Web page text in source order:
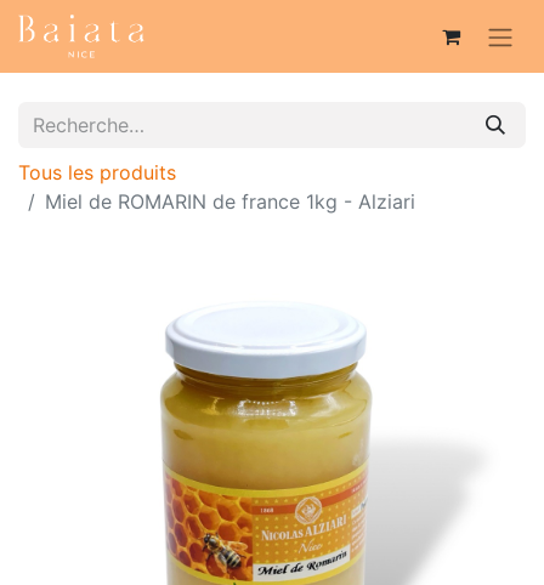
Tous les produits
Miel de ROMARIN de france 1kg - Alziari